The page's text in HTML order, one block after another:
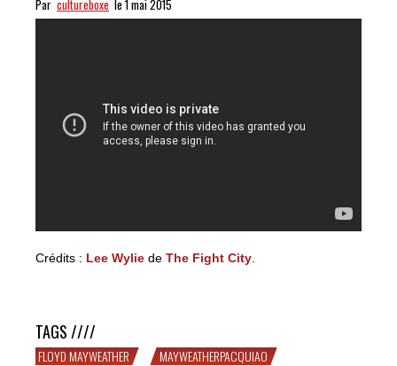
Par cultureboxe le 1 mai 2015
Crédits : Lee Wylie de The Fight City
TAGS ////
FLOYD MAYWEATHER
MAYWEATHERPACQUIAO